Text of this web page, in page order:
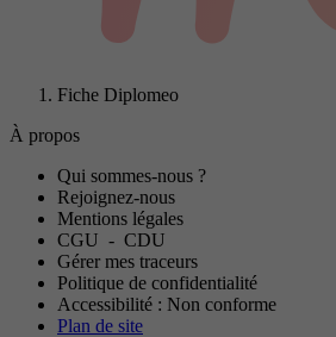
Fiche Diplomeo
À propos
Qui sommes-nous ?
Rejoignez-nous
Mentions légales
CGU - CDU
Gérer mes traceurs
Politique de confidentialité
Accessibilité : Non conforme
Plan de site